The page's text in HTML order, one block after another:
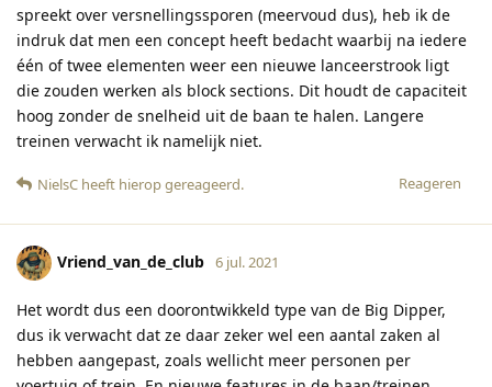
spreekt over versnellingssporen (meervoud dus), heb ik de
indruk dat men een concept heeft bedacht waarbij na iedere
één of twee elementen weer een nieuwe lanceerstrook ligt
die zouden werken als block sections. Dit houdt de capaciteit
hoog zonder de snelheid uit de baan te halen. Langere
treinen verwacht ik namelijk niet.
Reageren
NielsC heeft hierop gereageerd.
Vriend_van_de_club 6 jul. 2021
Het wordt dus een doorontwikkeld type van de Big Dipper,
dus ik verwacht dat ze daar zeker wel een aantal zaken al
hebben aangepast, zoals wellicht meer personen per